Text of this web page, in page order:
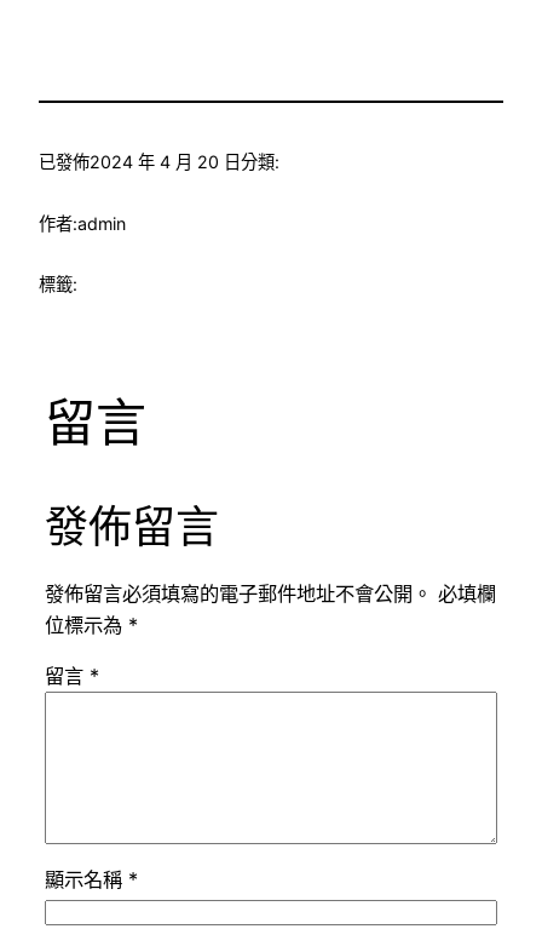
已發佈2024 年 4 月 20 日分類:
作者:admin
標籤:
留言
發佈留言
發佈留言必須填寫的電子郵件地址不會公開。 必填欄
位標示為 *
留言 *
顯示名稱 *